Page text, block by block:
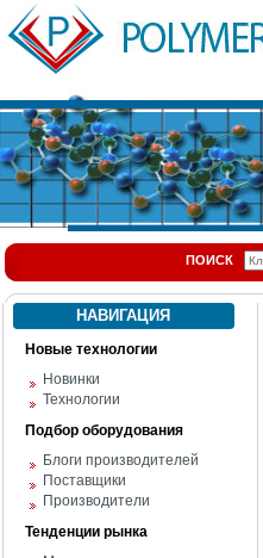
ПОИСК
НАВИГАЦИЯ
Новые технологии
Новинки
Технологии
Подбор оборудования
Блоги производителей
Поставщики
Производители
Тенденции рынка